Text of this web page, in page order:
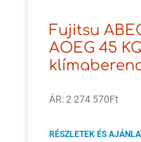
Fujitsu
AOEG 45
ÁR: 2 274 570Ft
RÉSZLETEK ÉS